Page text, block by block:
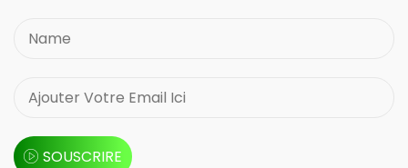
SOUSCRIRE